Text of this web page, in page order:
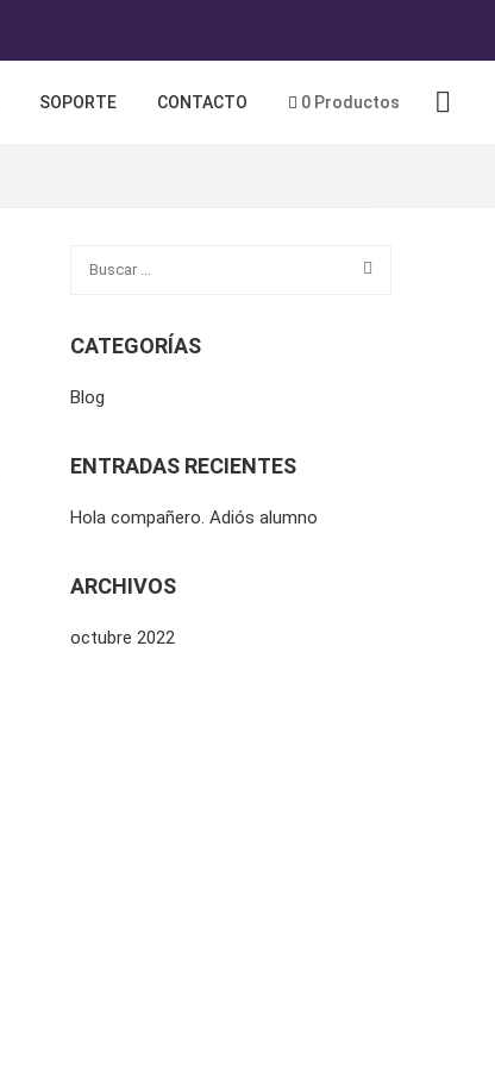
SOPORTE CONTACTO 0 Productos
CATEGORÍAS
Blog
ENTRADAS RECIENTES
Hola compañero. Adiós alumno
ARCHIVOS
octubre 2022